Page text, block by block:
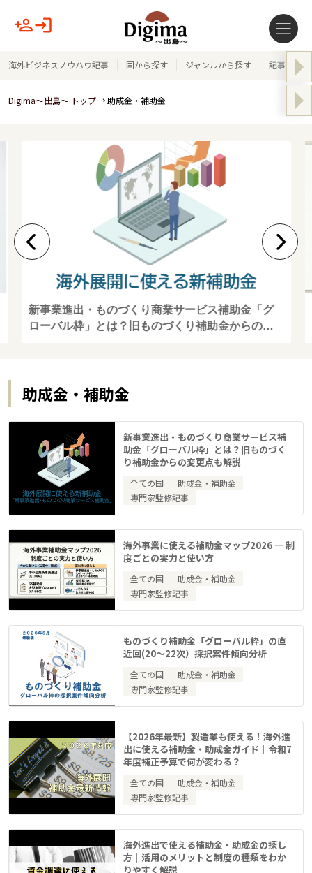
海外ビジネスノウハウ記事 国から探す ジャンルから探す 記事テー
Digima～出島～ トップ 助成金・補助金
新事業進出・ものづくり商業サービス補助金「グ
ローバル枠」とは？旧ものづくり補助金からの変
助成金・補助金
新事業進出・ものづくり商業サービス補
助金「グローバル枠」とは？旧ものづく
り補助金からの変更点も解説
全ての国
助成金・補助金
専門家監修記事
海外事業に使える補助金マップ2026 — 制
度ごとの実力と使い方
全ての国
助成金・補助金
専門家監修記事
ものづくり補助金「グローバル枠」の直
近回(20～22次）採択案件傾向分析
全ての国
助成金・補助金
専門家監修記事
【2026年最新】製造業も使える！海外進
出に使える補助金・助成金ガイド｜令和7
年度補正予算で何が変わる？
全ての国
助成金・補助金
専門家監修記事
海外進出で使える補助金・助成金の探し
方｜活用のメリットと制度の種類をわか
りやすく解説